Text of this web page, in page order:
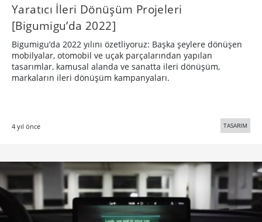
Yaratıcı İleri Dönüşüm Projeleri
[Bigumigu’da 2022]
Bigumigu’da 2022 yılını özetliyoruz: Başka şeylere dönüşen
mobilyalar, otomobil ve uçak parçalarından yapılan
tasarımlar, kamusal alanda ve sanatta ileri dönüşüm,
markaların ileri dönüşüm kampanyaları.
4 yıl önce TASARIM